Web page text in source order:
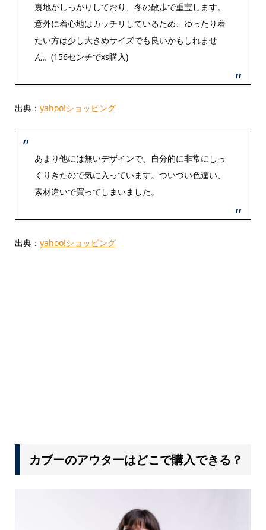
裏地がしっかりしており、冬の散歩で重宝します。
意外に着心地はカッチリしているため、ゆったり着
たい方は少し大きめサイズでも良いかもしれませ
ん。(156センチでxs購入)
出典： yahoo!ショッピング
あまり他には無いデザインで、自分的に非常にしっ
くりきたので気に入っています。ついつい色違い、
素材違いで買ってしまいました。
出典： yahoo!ショッピング
カブーのアウターはどこで購入できる？